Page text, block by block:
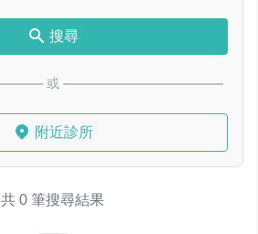
搜尋
或
附近診所
共 0 筆搜尋結果